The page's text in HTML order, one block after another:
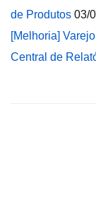
de Produtos 03/
[Melhoria]
Central de